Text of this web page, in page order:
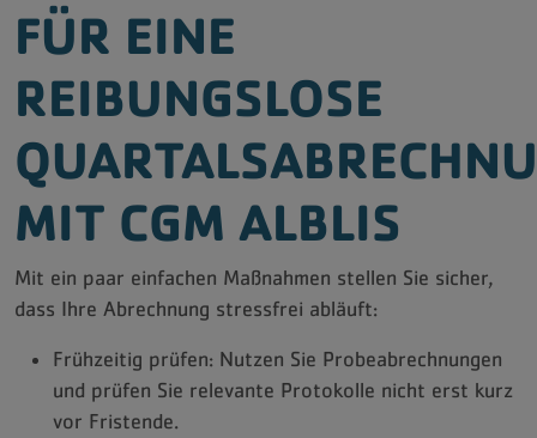
FÜR EINE
REIBUNGSLOSE
MIT CGM ALBLIS
Mit ein paar einfachen Maßnahmen stellen Sie sicher,
dass Ihre Abrechnung stressfrei abläuft:
Frühzeitig prüfen: Nutzen Sie Probeabrechnungen
und prüfen Sie relevante Protokolle nicht erst kurz
vor Fristende.